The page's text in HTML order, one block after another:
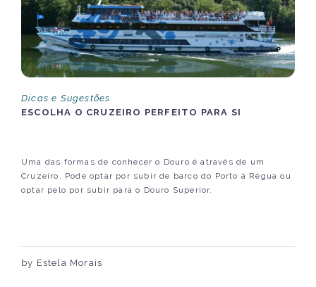
Dicas e Sugestões
ESCOLHA O CRUZEIRO PERFEITO PARA SI
Uma das formas de conhecer o Douro é através de um
Cruzeiro. Pode optar por subir de barco do Porto à Régua ou
optar pelo por subir para o Douro Superior.
by Estela Morais